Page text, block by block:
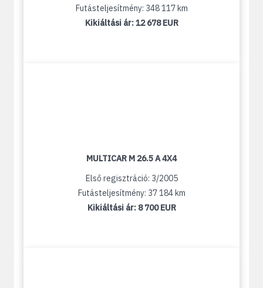
Futásteljesítmény: 348 117 km
Kikiáltási ár:12 678 EUR
MULTICAR M 26.5 A 4X4
Első regisztráció: 3/2005
Futásteljesítmény: 37 184 km
Kikiáltási ár: 8 700 EUR